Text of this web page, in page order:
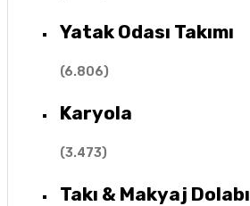
Yatak Odası Takımı
(6.806)
Karyola
(3.473)
Takı & Makyaj Dolabı